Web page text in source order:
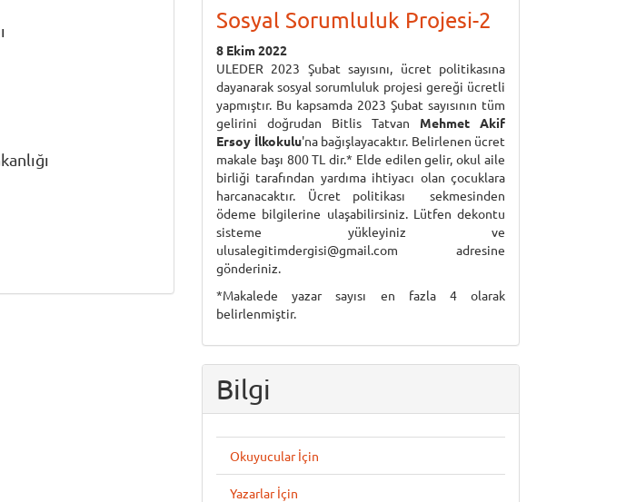
Sosyal Sorumluluk Projesi-2
8 Ekim 2022
ULEDER 2023 Şubat sayısını, ücret politikasına
dayanarak sosyal sorumluluk projesi gereği ücretli
yapmıştır. Bu kapsamda 2023 Şubat sayısının tüm
gelirini doğrudan Bitlis Tatvan Mehmet Akif
Ersoy İlkokulu'na bağışlayacaktır. Belirlenen ücret
makale başı 800 TL dir.* Elde edilen gelir, okul aile
birliği tarafından yardıma ihtiyacı olan çocuklara
harcanacaktır. Ücret politikası sekmesinden
ödeme bilgilerine ulaşabilirsiniz. Lütfen dekontu
sisteme yükleyiniz ve
ulusalegitimdergisi@gmail.com adresine
gönderiniz.
*Makalede yazar sayısı en fazla 4 olarak
belirlenmiştir.
Bilgi
Okuyucular İçin
Yazarlar İçin